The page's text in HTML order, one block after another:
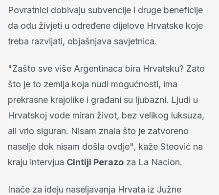
Povratnici dobivaju subvencije i druge beneficije
da odu živjeti u određene dijelove Hrvatske koje
treba razvijati, objašnjava savjetnica.
"Zašto sve više Argentinaca bira Hrvatsku? Zato
što je to zemlja koja nudi mogućnosti, ima
prekrasne krajolike i građani su ljubazni. Ljudi u
Hrvatskoj vode miran život, bez velikog luksuza,
ali vrlo siguran. Nisam znala što je zatvoreno
naselje dok nisam došla ovdje", kaže Steović na
kraju intervjua Cintiji Perazo za La Nacion.
Inače za ideju naseljavanja Hrvata iz Južne